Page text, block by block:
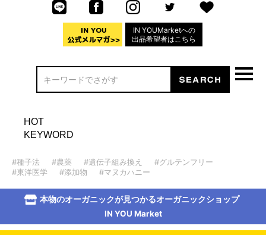
IN YOUMarketへの
出品希望者はこちら
HOT
KEYWORD
#種子法 #農薬 #遺伝子組み換え
#グルテンフリー
#東洋医学
#添加物 #マヌカハニー
本物のオーガニックが見つかるオーガニックショップ
IN YOU Market